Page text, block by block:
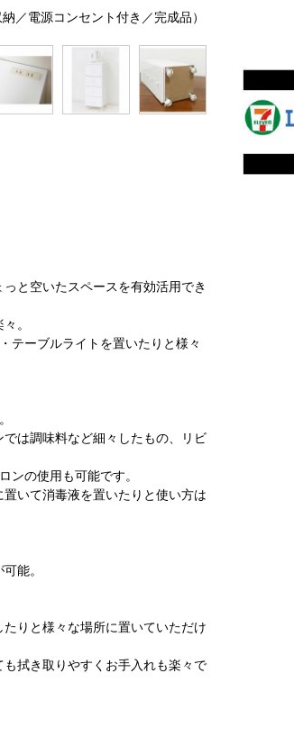
／電源コンセント付き／完成品）
と空いたスペースを有効活用でき
。
テーブルライトを置いたりと様々
は調味料など細々したもの、リビ
ンの使用も可能です。
いて消毒液を置いたりと使い方は
能。
りと様々な場所に置いていただけ
拭き取りやすくお手入れも楽々で